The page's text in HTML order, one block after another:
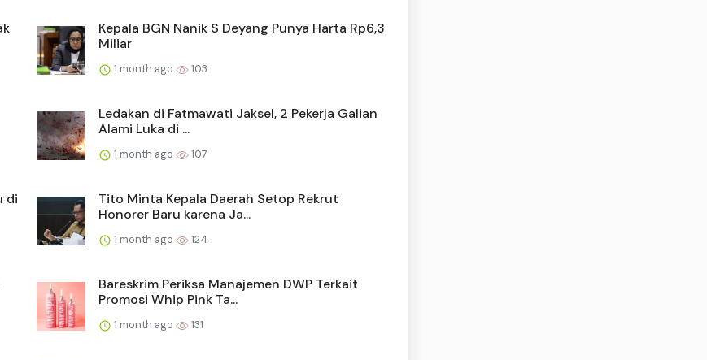
Kepala BGN Nanik S Deyang Punya Harta Rp6,3
Miliar
1 month ago 103
Ledakan di Fatmawati Jaksel, 2 Pekerja Galian
Alami Luka di ...
1 month ago 107
di
Tito Minta Kepala Daerah Setop Rekrut
Honorer Baru karena Ja...
1 month ago 124
Bareskrim Periksa Manajemen DWP Terkait
Promosi Whip Pink Ta...
1 month ago 131